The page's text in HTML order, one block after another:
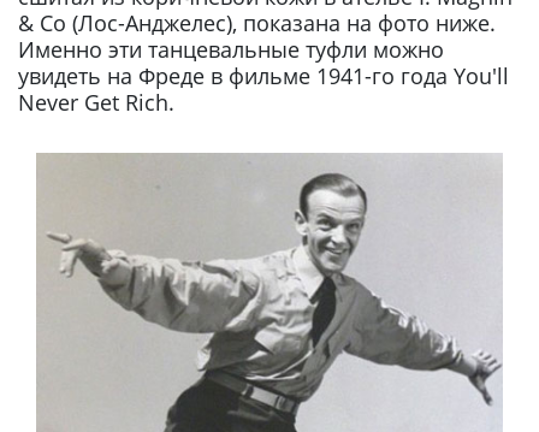
& Co (Лос-Анджелес), показана на фото ниже.
Именно эти танцевальные туфли можно
увидеть на Фреде в фильме 1941-го года You'll
Never Get Rich.